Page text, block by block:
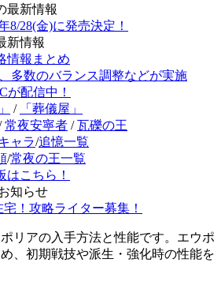
最新情報
8/28(金)に発売決定！
新情報
情報まとめ
多数のバランス調整などが実施
が配信中！
/
「葬儀屋」
常夜安寧者 /瓦礫の王
ャラ/追憶一覧
/常夜の王一覧
はこちら！
知らせ
！攻略ライター募集！
リアの入手方法と性能です。エウポ
、初期戦技や派生・強化時の性能を